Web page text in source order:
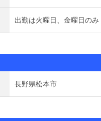
出勤は火曜日、金曜日のみ
長野県松本市